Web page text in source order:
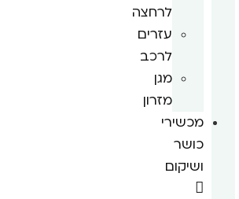
לרחצה
עזרים
לרכב
מגן
מזרון
מכשירי
כושר
ושיקום